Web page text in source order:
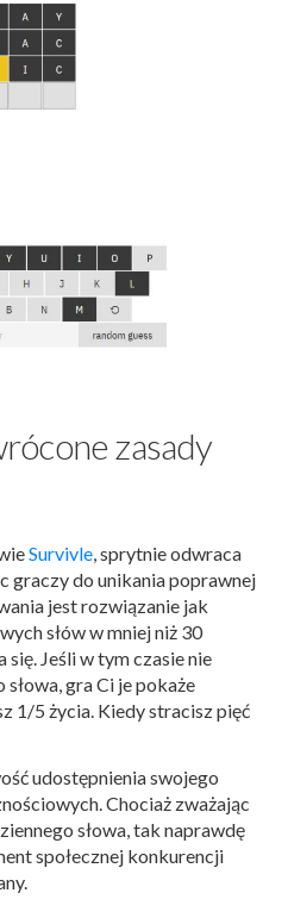
zasady
Survivle, sprytnie odwraca
graczy do unikania poprawnej
jest rozwiązanie jak
słów w mniej niż 30
Jeśli w tym czasie nie
gra Ci je pokaże
1/5 życia. Kiedy stracisz pięć
udostępnienia swojego
Chociaż zważając
słowa, tak naprawdę
społecznej konkurencji